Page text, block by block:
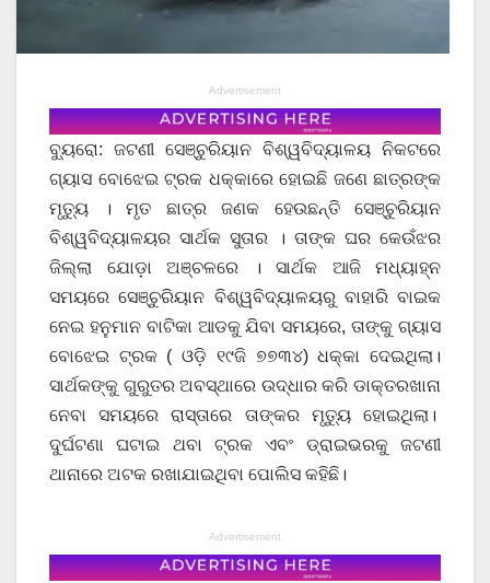
Advertisement
ବ୍ୟୁରୋ: ଜଟଣୀ ସେଞ୍ଚୁରିୟାନ ବିଶ୍ୱବିଦ୍ୟାଳୟ ନିକଟରେ
ଗ୍ୟାସ ବୋଝେଇ ଟ୍ରକ ଧକ୍କାରେ ହୋଇଛି ଜଣେ ଛାତ୍ରଙ୍କ
ମୃତ୍ୟୁ । ମୃତ ଛାତ୍ର ଜଣକ ହେଉଛନ୍ତି ସେଞ୍ଚୁରିୟାନ
ବିଶ୍ୱବିଦ୍ୟାଳୟର ସାର୍ଥକ ସୁତାର । ତାଙ୍କ ଘର କେଉଁଝର
ଜିଲ୍ଲା ଯୋଡ଼ା ଅଞ୍ଚଳରେ । ସାର୍ଥକ ଆଜି ମଧ୍ୟାହ୍ନ
ସମୟରେ ସେଞ୍ଚୁରିୟାନ ବିଶ୍ୱବିଦ୍ୟାଳୟରୁ ବାହାରି ବାଇକ
ନେଇ ହନୁମାନ ବାଟିକା ଆଡକୁ ଯିବା ସମୟରେ, ତାଙ୍କୁ ଗ୍ୟାସ
ବୋଝେଇ ଟ୍ରକ ( ଓଡ଼ି ୧୯ଜି ୭୭୩୪) ଧକ୍କା ଦେଇଥିଲା।
ସାର୍ଥକଙ୍କୁ ଗୁରୁତର ଅବସ୍ଥାରେ ଉଦ୍ଧାର କରି ଡାକ୍ତରଖାନା
ନେବା ସମୟରେ ରାସ୍ତାରେ ତାଙ୍କର ମୃତ୍ୟୁ ହୋଇଥିଲା।
ଦୁର୍ଘଟଣା ଘଟାଇ ଥବା ଟ୍ରକ ଏବଂ ଡ୍ରାଇଭରକୁ ଜଟଣୀ
ଥାନାରେ ଅଟକ ରଖାଯାଇଥିବା ପୋଲିସ କହିଛି।
Advertisement